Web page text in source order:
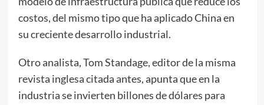
costos, del mismo tipo que ha aplicado China en
su creciente desarrollo industrial.
Otro analista, Tom Standage, editor de la misma
revista inglesa citada antes, apunta que en la
industria se invierten billones de dólares para